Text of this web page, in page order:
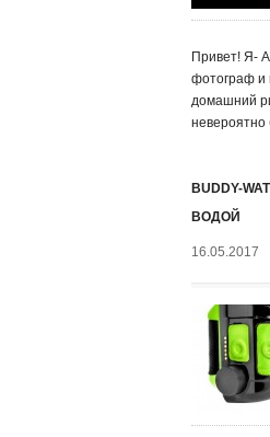
Привет! Я-
фотограф и
домашний
BUDDY-
ВОДОЙ
16.05.2017